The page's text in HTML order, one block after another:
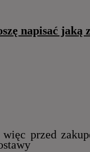
napisać jaką
przed